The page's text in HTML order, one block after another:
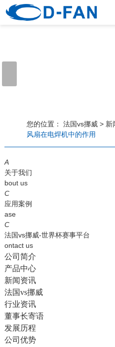
法国vs挪威
应用案例
工程案例
解决方案
新闻资讯
法国vs挪威
行业资讯
常见问题
法国vs挪威-世界杯赛事平台
您的位置： 法国vs挪威> 新
风扇在电焊机中的作用
A
关于我们
bout us
C
应用案例
ase
C
法国vs挪威-世界杯赛事平台
ontact us
公司简介
产品中心
新闻资讯
法国vs挪威
行业资讯
董事长寄语
发展历程
公司优势